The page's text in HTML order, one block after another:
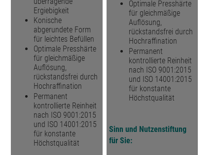
Ergiebigkeit
Konische
abgerundete Form
für leichtes Befüllen
Optimale Presshärte
für gleichmäßige
Auflösung,
rückstandsfrei durch
Hochraffination
Permanent
kontrollierte Reinheit
nach ISO 9001:2015
und ISO 14001:2015
für konstante
Höchstqualität
Optimale Presshärte
für gleichmäßige
Auflösung,
rückstandsfrei durch
Hochraffination
Permanent
kontrollierte Reinheit
nach ISO 9001:2015
und ISO 14001:2015
für konstante
Höchstqualität
Sinn und Nutzenstiftung
für Sie: